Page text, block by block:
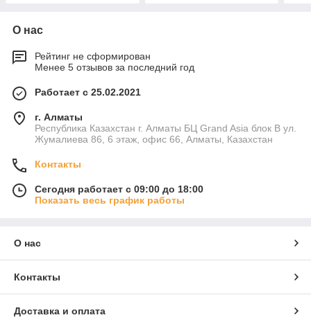
О нас
Рейтинг не сформирован
Менее 5 отзывов за последний год
Работает с 25.02.2021
г. Алматы
Республика Казахстан г. Алматы БЦ Grand Asia блок B ул.
Жумалиева 86, 6 этаж, офис 66, Алматы, Казахстан
Контакты
Сегодня работает с 09:00 до 18:00
Показать весь график работы
О нас
Контакты
Доставка и оплата